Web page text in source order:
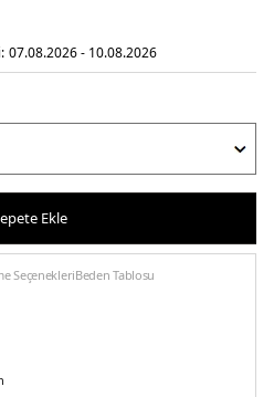
07.08.2026 - 10.08.2026
Ekle
SeçenekleriBeden Tablosu